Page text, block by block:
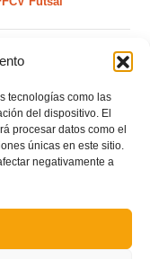
tecnologías como las
del dispositivo. El
procesar datos como el
únicas en este sitio.
negativamente a
de Tercera
2026/2027
Juvenil de